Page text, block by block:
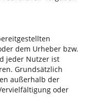
dem Urheber bzw.
jeder Nutzer ist
Grundsätzlich
außerhalb der
oder